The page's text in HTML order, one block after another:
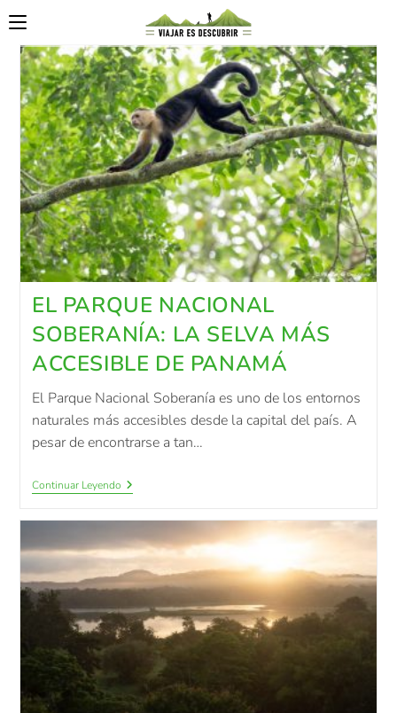
EL PARQUE NACIONAL
SOBERANÍA: LA SELVA MÁS
ACCESIBLE DE PANAMÁ
El Parque Nacional Soberanía es uno de los entornos
naturales más accesibles desde la capital del país. A
pesar de encontrarse a tan…
Continuar Leyendo